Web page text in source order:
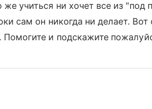
учиться ни хочет все из "под
сам он никогда ни делает. Вот
и подскажите